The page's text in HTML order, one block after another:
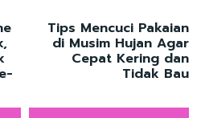
Tips Mencuci Pakaian
di Musim Hujan Agar
Cepat Kering dan
Tidak Bau